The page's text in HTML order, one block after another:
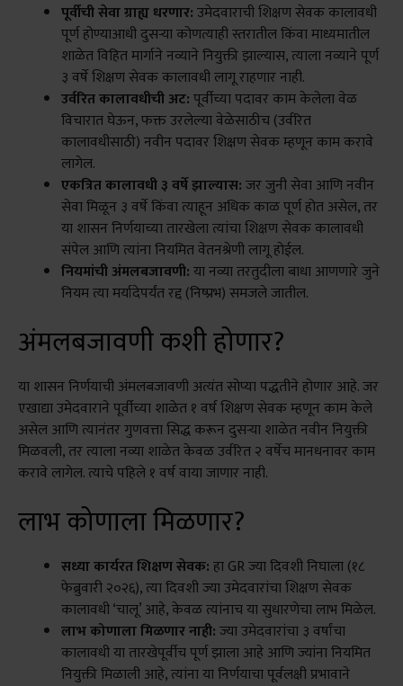
पूर्वीची सेवा ग्राह्य धरणार:उमेदवाराची शिक्षण सेवक कालावधी
पूर्ण होण्याआधी दुसऱ्या कोणत्याही स्तरातील किंवा माध्यमातील
शाळेत विहित मार्गाने नव्याने नियुक्ती झाल्यास, त्याला नव्याने पूर्ण
३ वर्षे शिक्षण सेवक कालावधी लागू राहणार नाही.
उर्वरित कालावधीची अट:पूर्वीच्या पदावर काम केलेला वेळ
विचारात घेऊन, फक्त उरलेल्या वेळेसाठीच (उर्वरित
कालावधीसाठी) नवीन पदावर शिक्षण सेवक म्हणून काम करावे
लागेल.
एकत्रित कालावधी ३ वर्षे झाल्यास:जर जुनी सेवा आणि नवीन
सेवा मिळून ३ वर्षे किंवा त्याहून अधिक काळ पूर्ण होत असेल, तर
या शासन निर्णयाच्या तारखेला त्यांचा शिक्षण सेवक कालावधी
संपेल आणि त्यांना नियमित वेतनश्रेणी लागू होईल.
नियमांची अंमलबजावणी:या नव्या तरतुदीला बाधा आणणारे जुने
नियम त्या मर्यादेपर्यंत रद्द (निष्प्रभ) समजले जातील.
अंमलबजावणी कशी होणार?
या शासन निर्णयाची अंमलबजावणी अत्यंत सोप्या पद्धतीने होणार आहे. जर
एखाद्या उमेदवाराने पूर्वीच्या शाळेत १ वर्ष शिक्षण सेवक म्हणून काम केले
असेल आणि त्यानंतर गुणवत्ता सिद्ध करून दुसऱ्या शाळेत नवीन नियुक्ती
मिळवली, तर त्याला नव्या शाळेत केवळ उर्वरित २ वर्षेच मानधनावर काम
करावे लागेल. त्याचे पहिले १ वर्ष वाया जाणार नाही.
लाभ कोणाला मिळणार?
सध्या कार्यरत शिक्षण सेवक:हा GR ज्या दिवशी निघाला (१८
फेब्रुवारी २०२६), त्या दिवशी ज्या उमेदवारांचा शिक्षण सेवक
कालावधी ‘चालू’ आहे, केवळ त्यांनाच या सुधारणेचा लाभ मिळेल.
लाभ कोणाला मिळणार नाही:ज्या उमेदवारांचा ३ वर्षांचा
कालावधी या तारखेपूर्वीच पूर्ण झाला आहे आणि ज्यांना नियमित
नियुक्ती मिळाली आहे, त्यांना या निर्णयाचा पूर्वलक्षी प्रभावाने